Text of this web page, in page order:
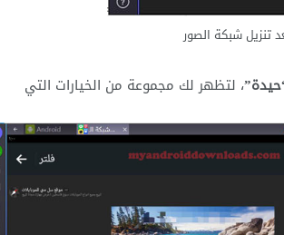
تنزيل شبكة الصور
، لتظهر لك مجموعة من الخيارات التي